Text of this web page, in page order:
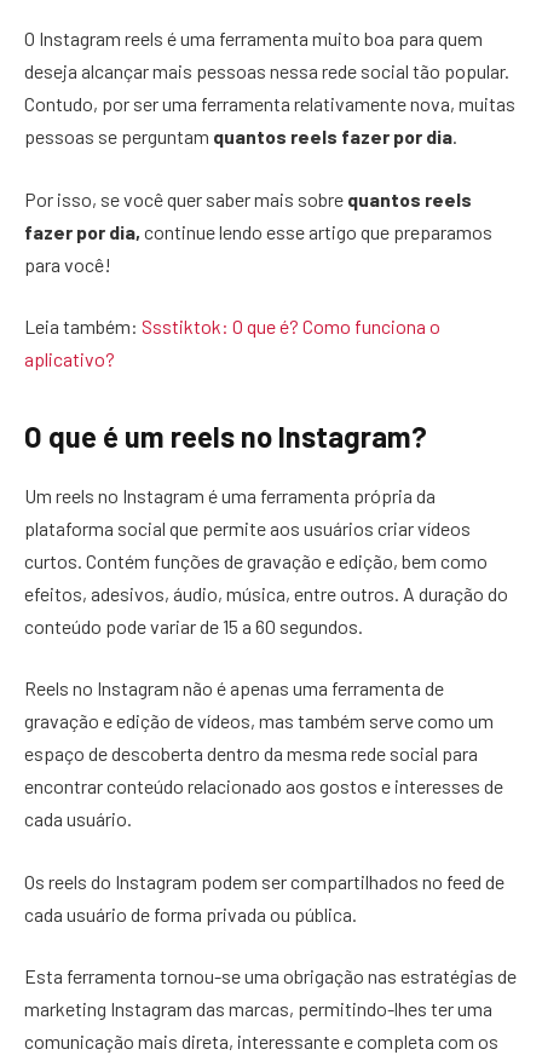
O Instagram reels é uma ferramenta muito boa para quem
deseja alcançar mais pessoas nessa rede social tão popular.
Contudo, por ser uma ferramenta relativamente nova, muitas
pessoas se perguntam quantos reels fazer por dia.
Por isso, se você quer saber mais sobre quantos reels
fazer por dia, continue lendo esse artigo que preparamos
para você!
Leia também: Ssstiktok: O que é? Como funciona o
aplicativo?
O que é um reels no Instagram?
Um reels no Instagram é uma ferramenta própria da
plataforma social que permite aos usuários criar vídeos
curtos. Contém funções de gravação e edição, bem como
efeitos, adesivos, áudio, música, entre outros. A duração do
conteúdo pode variar de 15 a 60 segundos.
Reels no Instagram não é apenas uma ferramenta de
gravação e edição de vídeos, mas também serve como um
espaço de descoberta dentro da mesma rede social para
encontrar conteúdo relacionado aos gostos e interesses de
cada usuário.
Os reels do Instagram podem ser compartilhados no feed de
cada usuário de forma privada ou pública.
Esta ferramenta tornou-se uma obrigação nas estratégias de
marketing Instagram das marcas, permitindo-lhes ter uma
comunicação mais direta, interessante e completa com os